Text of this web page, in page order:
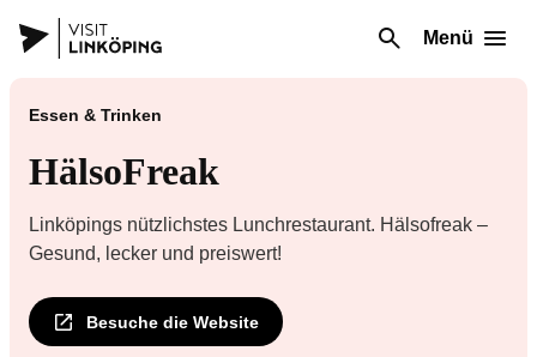
Menü
Essen & Trinken
HälsoFreak
Linköpings nützlichstes Lunchrestaurant. Hälsofreak –
Gesund, lecker und preiswert!
Besuche die Website